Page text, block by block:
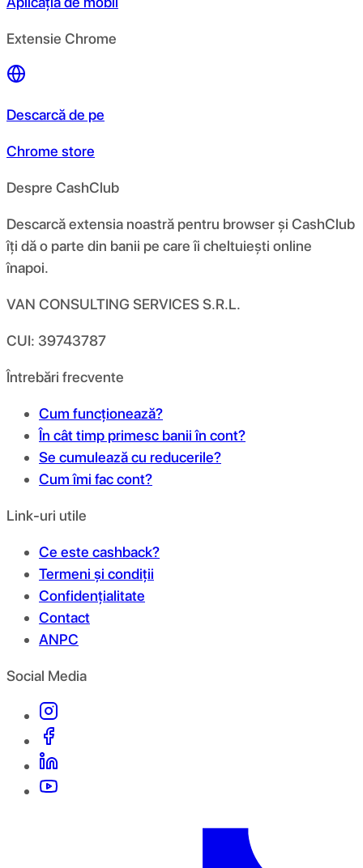
Extensie Chrome
Descarcă de pe
Chrome store
Despre CashClub
Descarcă extensia noastră pentru browser și CashClub
îți dă o parte din banii pe care îi cheltuiești online
înapoi.
VAN CONSULTING SERVICES S.R.L.
CUI: 39743787
Întrebări frecvente
Cum funcționează?
În cât timp primesc banii în cont?
Se cumulează cu reducerile?
Cum îmi fac cont?
Link-uri utile
Ce este cashback?
Termeni și condiții
Confidențialitate
Contact
ANPC
Social Media